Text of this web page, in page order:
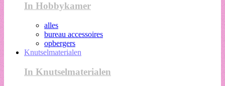
In Hobbykamer
alles
bureau accessoires
opbergers
Knutselmaterialen
In Knutselmaterialen